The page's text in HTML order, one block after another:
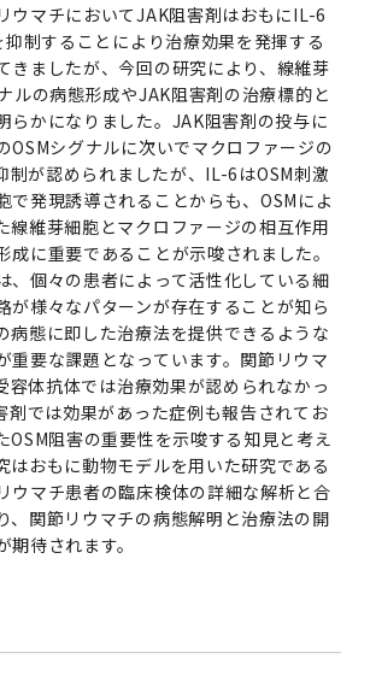
ウマチにおいてJAK阻害剤はおもにIL-6
制することにより治療効果を発揮する
きましたが、今回の研究により、線維芽
ルの病態形成やJAK阻害剤の治療標的と
らかになりました。JAK阻害剤の投与に
OSMシグナルに次いでマクロファージの
制が認められましたが、IL-6はOSM刺激
で発現誘導されることからも、OSMによ
線維芽細胞とマクロファージの相互作用
成に重要であることが示唆されました。
、個々の患者によって活性化している細
が様々なパターンが存在することが知ら
病態に即した治療法を提供できるような
重要な課題となっています。関節リウマ
容体抗体では治療効果が認められなかっ
剤では効果があった症例も報告されてお
OSM阻害の重要性を示唆する知見と考え
はおもに動物モデルを用いた研究である
ウマチ患者の臨床検体の詳細な解析と合
、関節リウマチの病態解明と治療法の開
待されます。